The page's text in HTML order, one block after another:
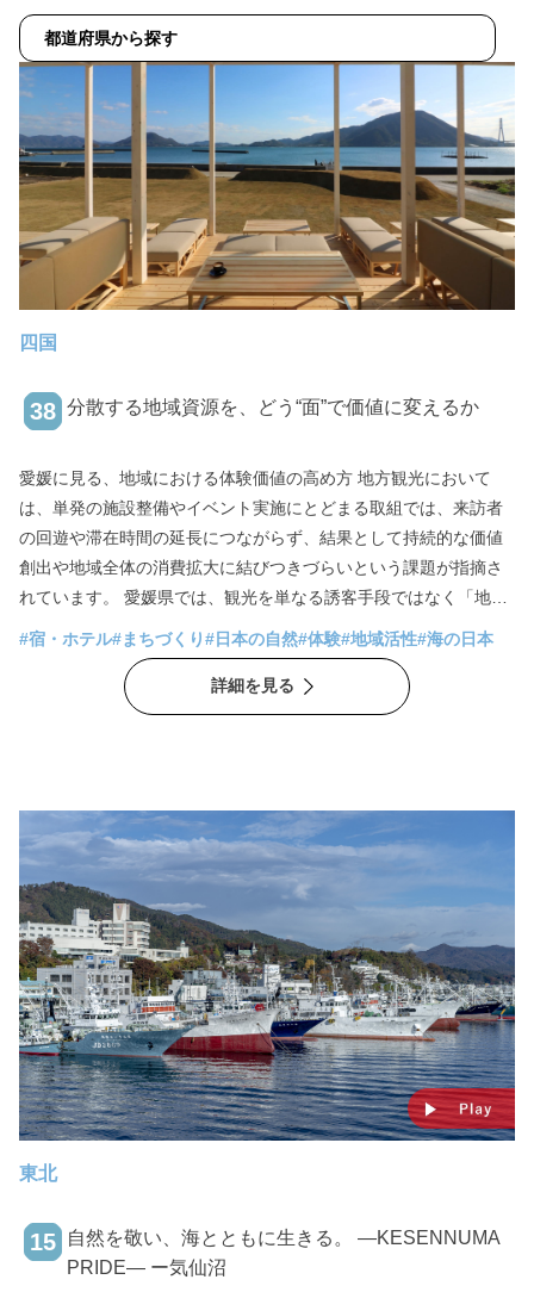
四国
38 分散する地域資源を、どう“面”で価値に変えるか
愛媛に見る、地域における体験価値の高め方 地方観光において
は、単発の施設整備やイベント実施にとどまる取組では、来訪者
の回遊や滞在時間の延長につながらず、結果として持続的な価値
創出や地域全体の消費拡大に結びつきづらいという課題が指摘さ
れています。 愛媛県では、観光を単なる誘客手段ではなく「地域
全体の価値を再設計する手段」として捉え、エリア単位での回遊
性や滞在価値の向上を意識した先進的な取り組みが複数生まれて
います。 本稿では、大洲市、道後温泉、しまなみ海道、大三島の
4事例から複数の資源やエリアを有機的に結びつけ、地域全体とし
#宿・ホテル#まちづくり#日本の自然#体験#地域活性#海の日本
詳細を見る
東北
15
自然を敬い、海とともに生きる。 ―KESENNUMA
PRIDE― ー気仙沼